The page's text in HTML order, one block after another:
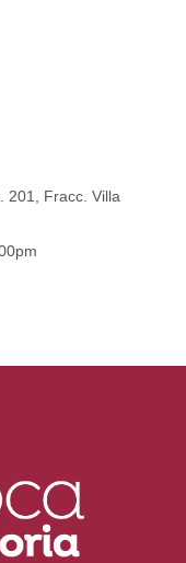
201, Fracc. Villa